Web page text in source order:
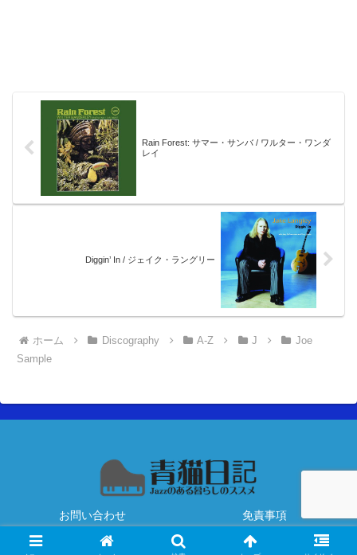
Rain Forest: サマー・サンバ / ワルター・ワンダ
レイ
Diggin’ In / ジェイク・ラングリー
ホーム Discography A-Z J
Joe
Sample
お問い合わせ 免責事項
Copyright © 2020 青猫日記 All Rights Reserved.